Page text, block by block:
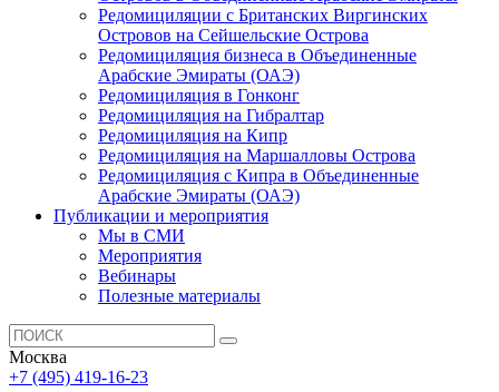
Редомициляции с Британских Виргинских
Островов на Сейшельские Острова
Редомициляция бизнеса в Объединенные
Арабские Эмираты (ОАЭ)
Редомициляция в Гонконг
Редомициляция на Гибралтар
Редомициляция на Кипр
Редомициляция на Маршалловы Острова
Редомициляция с Кипра в Объединенные
Арабские Эмираты (ОАЭ)
Публикации и мероприятия
Мы в СМИ
Мероприятия
Вебинары
Полезные материалы
Москва
+7 (495) 419-16-23